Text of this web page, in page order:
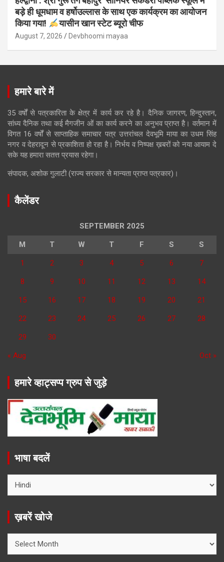
बड़े ही धूमधाम व हर्षोउल्लास के साथ एक कार्यक्रम का आयोजन
किया गया!
यासीन खान स्टेट ब्यूरो चीफ
August 7, 2026 Devbhoomi mayaa
हमारे बारे में
35 वर्षों से पत्रकारिता के क्षेत्र में कार्य कर रहे है। दैनिक जागरण, हिन्दुस्तान,
सांध्य दैनिक तथा कई मैगजीन ओं का कार्य करने का अनुभव प्राप्त है। वर्तमान में
विगत 16 वर्षों से साप्ताहिक समाचार पत्र उत्तरांचल देवभूमि माया का उधम सिंह
नगर व देहरादून से प्रकाशिता हो रहा है। निर्भय व निष्पक्ष ख़बरों को नया आयाम दे
सके यह हमारा सतत्त प्रयास रहेगा।
संपादक, अशोक गुलाटी (राज्य सरकार से मान्यता प्राप्त पत्रकार)।
कैलेंडर
SEPTEMBER 2025
M T W T F S S
1 2 3 4 5 6 7
8 9 10 11 12 13 14
15 16 17 18 19 20 21
22 23 24 25 26 27 28
29 30
« Aug Oct »
हमारे व्हाट्सप्प ग्रुप से जुड़े
भाषा बदलें
ख़बरें खोजे
खोजे